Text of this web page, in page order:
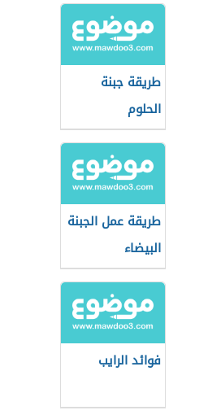
طريقة جبنة
الحلوم
طريقة عمل الجبنة
البيضاء
فوائد الرايب